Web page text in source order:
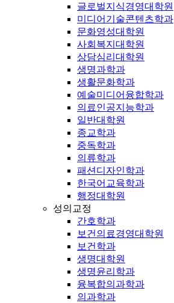
글로벌지식경영대학원
미디어기술콘텐츠학과
문화영성대학원
사회복지대학원
상담심리대학원
생명과학과
생활문화학과
예술미디어융합학과
의료인공지능학과
일반대학원
종교학과
중독학과
의류학과
패션디자인학과
한국어교육학과
행정대학원
성의교정
간호학과
보건의료경영대학원
보건학과
생명대학원
생명윤리학과
융복합의과학과
의과학과